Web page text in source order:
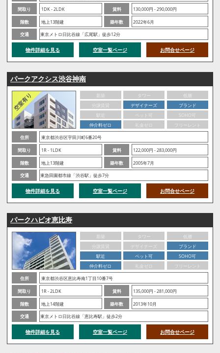
間取り
1DK - 2LDK 賃料
130,000円 - 290,000円
階数
地上13階建 築年数
2022年6月
交通
東京メトロ日比谷線「広尾駅」徒歩12分
物件詳細を見る 空室一覧ページ お問合せページ
パークアクシス渋谷神南
新築 タワー
低層
分譲賃貸
デザイナーズ
ブランド
駅近
ペット可
SOHO可
仲介料ゼロ
礼金ゼロ
フリーレント
住所
東京都渋谷区宇田川町6番20号
間取り
1R - 1LDK 賃料
122,000円 - 283,000円
階数
地上13階建 築年数
2005年7月
交通
東急田園都市線「渋谷駅」徒歩7分
物件詳細を見る 空室一覧ページ お問合せページ
パークハビオ恵比寿
新築 タワー
低層
分譲賃貸
デザイナーズ
ブランド
駅近
ペット可
SOHO可
仲介料ゼロ
礼金ゼロ
フリーレント
住所
東京都渋谷区恵比寿南1丁目10番7号
間取り
1R - 2LDK 賃料
135,000円 - 281,000円
階数
地上14階建 築年数
2013年10月
交通
東京メトロ日比谷線「恵比寿駅」徒歩2分
物件詳細を見る 空室一覧ページ お問合せページ